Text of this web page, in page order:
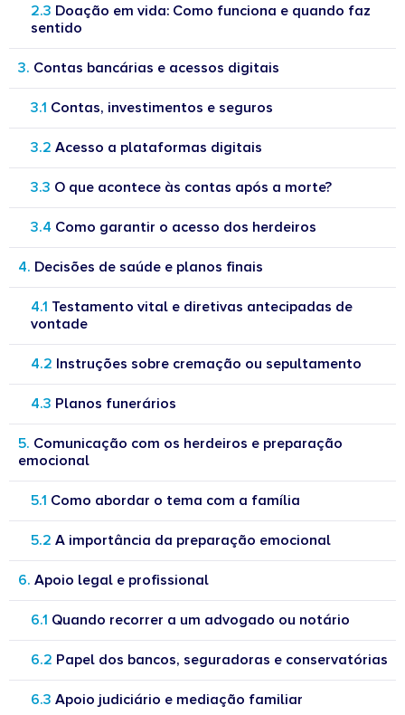
Doação em vida: Como funciona e quando faz
sentido
Contas bancárias e acessos digitais
Contas, investimentos e seguros
Acesso a plataformas digitais
O que acontece às contas após a morte?
Como garantir o acesso dos herdeiros
Decisões de saúde e planos finais
Testamento vital e diretivas antecipadas de
vontade
Instruções sobre cremação ou sepultamento
Planos funerários
Comunicação com os herdeiros e preparação
emocional
Como abordar o tema com a família
A importância da preparação emocional
Apoio legal e profissional
Quando recorrer a um advogado ou notário
Papel dos bancos, seguradoras e conservatórias
Apoio judiciário e mediação familiar